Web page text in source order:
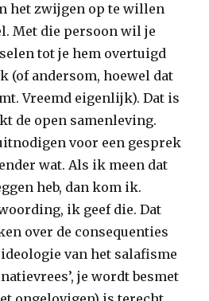
het zwijgen op te willen
Met die persoon wil je
tot je hem overtuigd
(of andersom, hoewel dat
Vreemd eigenlijk). Dat is
de open samenleving.
voor een gesprek
wat. Als ik meen dat
heb, dan kom ik.
ik geef die. Dat
over de consequenties
van het salafisme
je wordt besmet